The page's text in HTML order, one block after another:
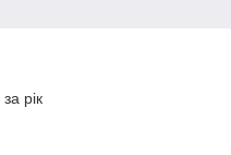
рік